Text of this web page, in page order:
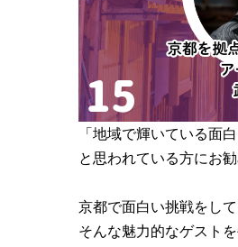
「地域で輝いている面
と思われている方にお
京都で面白い挑戦をし
そんな魅力的なゲスト